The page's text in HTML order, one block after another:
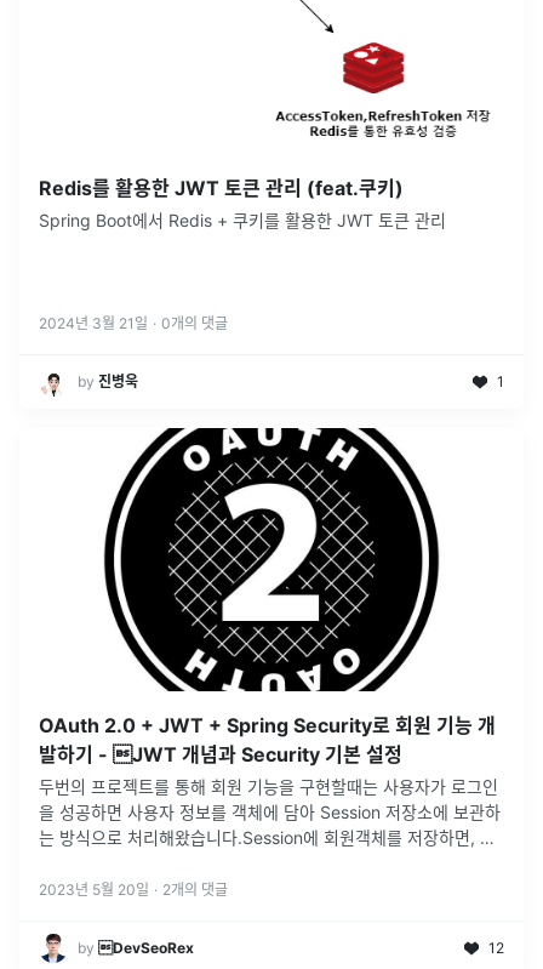
Redis를 활용한 JWT 토큰 관리 (feat.쿠키)
Spring Boot에서 Redis + 쿠키를 활용한 JWT 토큰 관리
2024년 3월 21일 · 0개의 댓글
by 진병욱 1
OAuth 2.0 + JWT + Spring Security로 회원 기능 개
발하기 - JWT 개념과 Security 기본 설정
두번의 프로젝트를 통해 회원 기능을 구현할때는 사용자가 로그인
을 성공하면 사용자 정보를 객체에 담아 Session 저장소에 보관하
는 방식으로 처리해왔습니다.Session에 회원객체를 저장하면, 어
수...
2023년 5월 20일 · 2개의 댓글
by DevSeoRex 12